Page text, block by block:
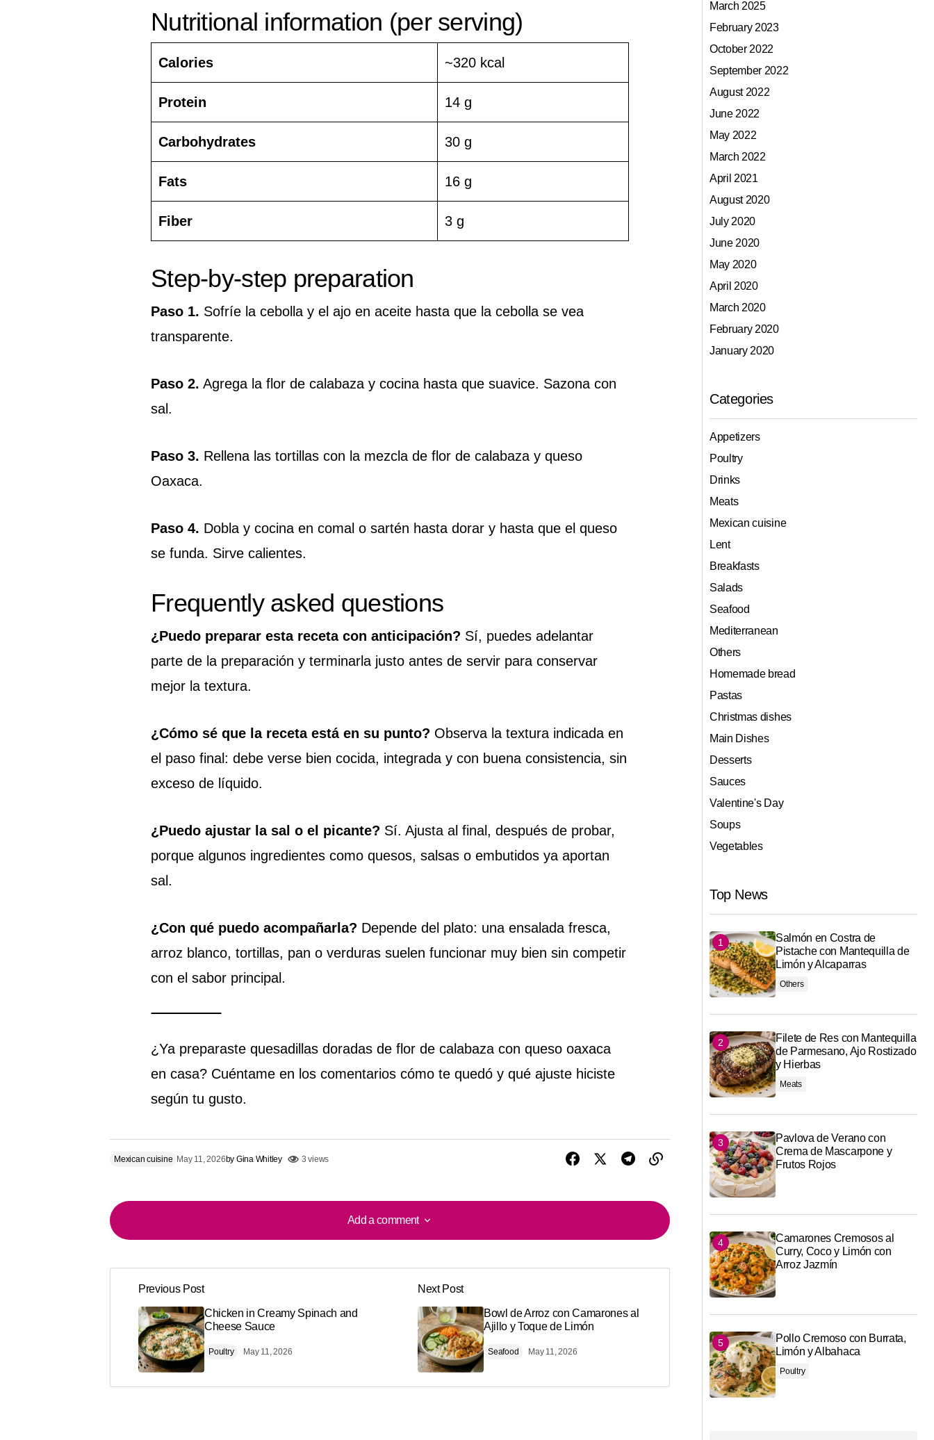
Nutritional information (per serving)
Calories ~320 kcal
Protein 14 g
Carbohydrates 30 g
Fats 16 g
Fiber 3 g
Step-by-step preparation
Paso 1. Sofríe la cebolla y el ajo en aceite hasta que la cebolla se vea
transparente.
Paso 2. Agrega la flor de calabaza y cocina hasta que suavice. Sazona con
sal.
Paso 3. Rellena las tortillas con la mezcla de flor de calabaza y queso
Oaxaca.
Paso 4. Dobla y cocina en comal o sartén hasta dorar y hasta que el queso
se funda. Sirve calientes.
Frequently asked questions
¿Puedo preparar esta receta con anticipación? Sí, puedes adelantar
parte de la preparación y terminarla justo antes de servir para conservar
mejor la textura.
¿Cómo sé que la receta está en su punto? Observa la textura indicada en
el paso final: debe verse bien cocida, integrada y con buena consistencia, sin
exceso de líquido.
¿Puedo ajustar la sal o el picante? Sí. Ajusta al final, después de probar,
porque algunos ingredientes como quesos, salsas o embutidos ya aportan
sal.
¿Con qué puedo acompañarla? Depende del plato: una ensalada fresca,
arroz blanco, tortillas, pan o verduras suelen funcionar muy bien sin competir
con el sabor principal.
¿Ya preparaste quesadillas doradas de flor de calabaza con queso oaxaca
en casa? Cuéntame en los comentarios cómo te quedó y qué ajuste hiciste
según tu gusto.
Mexican cuisine May 11, 2026by Gina Whitley 3 views
Add a comment
Add a comment
Your email address will not be published. Required fields are marked*
Comment*
Alternative:
Previous Post
Chicken in Creamy Spinach and
Cheese Sauce
Poultry May 11, 2026
Next Post
Bowl de Arroz con Camarones al
Ajillo y Toque de Limón
Seafood May 11, 2026
March 2025
February 2023
October 2022
September 2022
August 2022
June 2022
May 2022
March 2022
April 2021
August 2020
July 2020
June 2020
May 2020
April 2020
March 2020
February 2020
January 2020
Categories
Appetizers
Poultry
Drinks
Meats
Mexican cuisine
Lent
Breakfasts
Salads
Seafood
Mediterranean
Others
Homemade bread
Pastas
Christmas dishes
Main Dishes
Desserts
Sauces
Valentine's Day
Soups
Vegetables
Top News
Salmón en Costra de
Pistache con Mantequilla de
Limón y Alcaparras
Others
Filete de Res con Mantequilla
de Parmesano, Ajo Rostizado
y Hierbas
Meats
Pavlova de Verano con
Crema de Mascarpone y
Frutos Rojos
Camarones Cremosos al
Curry, Coco y Limón con
Arroz Jazmín
Pollo Cremoso con Burrata,
Limón y Albahaca
Poultry